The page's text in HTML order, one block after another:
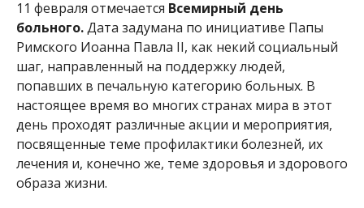
11 февраля отмечается Всемирный день
больного.Дата задумана по инициативе Папы
Римского Иоанна Павла II, как некий социальный
шаг, направленный на поддержку людей,
попавших в печальную категорию больных. В
настоящее время во многих странах мира в этот
день проходят различные акции и мероприятия,
посвященные теме профилактики болезней, их
лечения и, конечно же, теме здоровья и здорового
образа жизни.